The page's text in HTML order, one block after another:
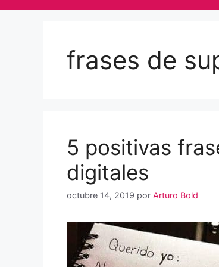
frases de
5 positivas
digitales
octubre 14, 2019 por Arturo Bold